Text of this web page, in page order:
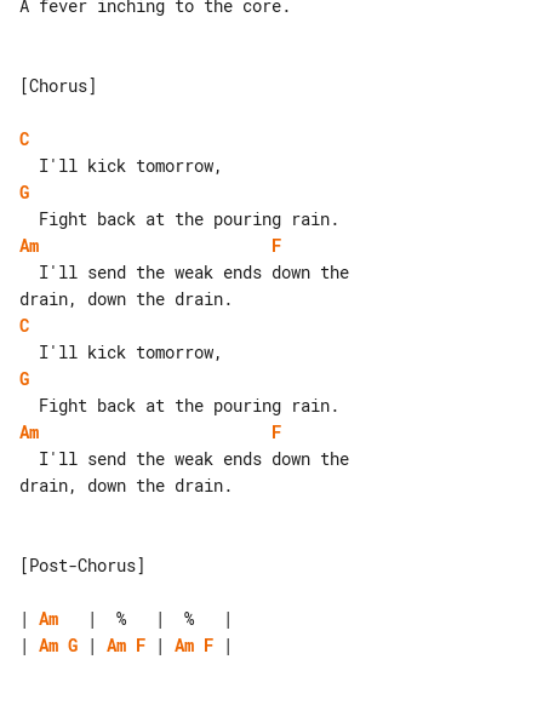
A fever inching to the core.
[Chorus]
C
G
Am
F
C
G
Am
F
drain, down the drain.
[Post-Chorus]
| Am
| Am G | Am F | Am F |